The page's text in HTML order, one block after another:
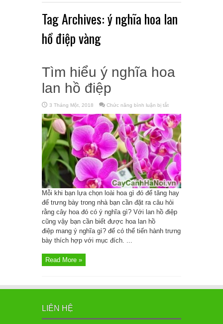
Tag Archives:ý nghĩa hoa lan
hồ điệp vàng
Tìm hiểu ý nghĩa hoa
lan hồ điệp
3 Tháng Một, 2018 Chức năng bình luận bị tắt
hiểu
ý
nghĩa
hoa
lan
hồ
điệp
Mỗi khi bạn lựa chọn loài hoa gì đó để tăng hay
để trưng bày trong nhà bạn cần đặt ra câu hỏi
rằng cây hoa đó có ý nghĩa gì? Với lan hồ điệp
cũng vậy bạn cần biết được hoa lan hồ
điệp mang ý nghĩa gì? để có thể tiến hành trưng
bày thích hợp với mục đích. ...
Read More »
LIÊN HỆ